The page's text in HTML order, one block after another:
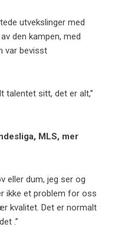
utvekslinger med
den kampen, med
var bevisst
talentet sitt, det er alt,”
MLS, mer
eller dum, jeg ser og
ikke et problem for oss
kvalitet. Det er normalt
.”